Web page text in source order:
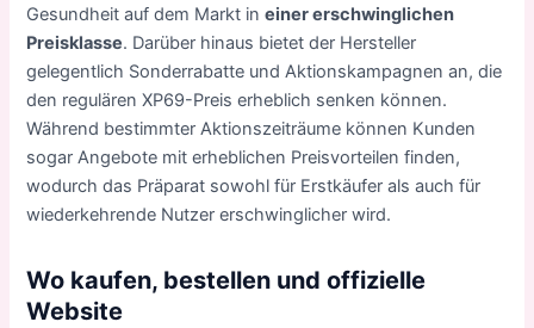
Gesundheit auf dem Markt ineiner erschwinglichen
Preisklasse. Darüber hinaus bietet der Hersteller
gelegentlich Sonderrabatte und Aktionskampagnen an, die
den regulären XP69-Preis erheblich senken können.
Während bestimmter Aktionszeiträume können Kunden
sogar Angebote mit erheblichen Preisvorteilen finden,
wodurch das Präparat sowohl für Erstkäufer als auch für
wiederkehrende Nutzer erschwinglicher wird.
Wo kaufen, bestellen und offizielle
Website